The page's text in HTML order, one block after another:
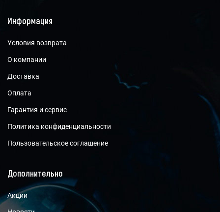
Информация
Условия возврата
О компании
Доставка
Оплата
Гарантия и сервис
Политика конфиденциальности
Пользовательское соглашение
Дополнительно
Акции